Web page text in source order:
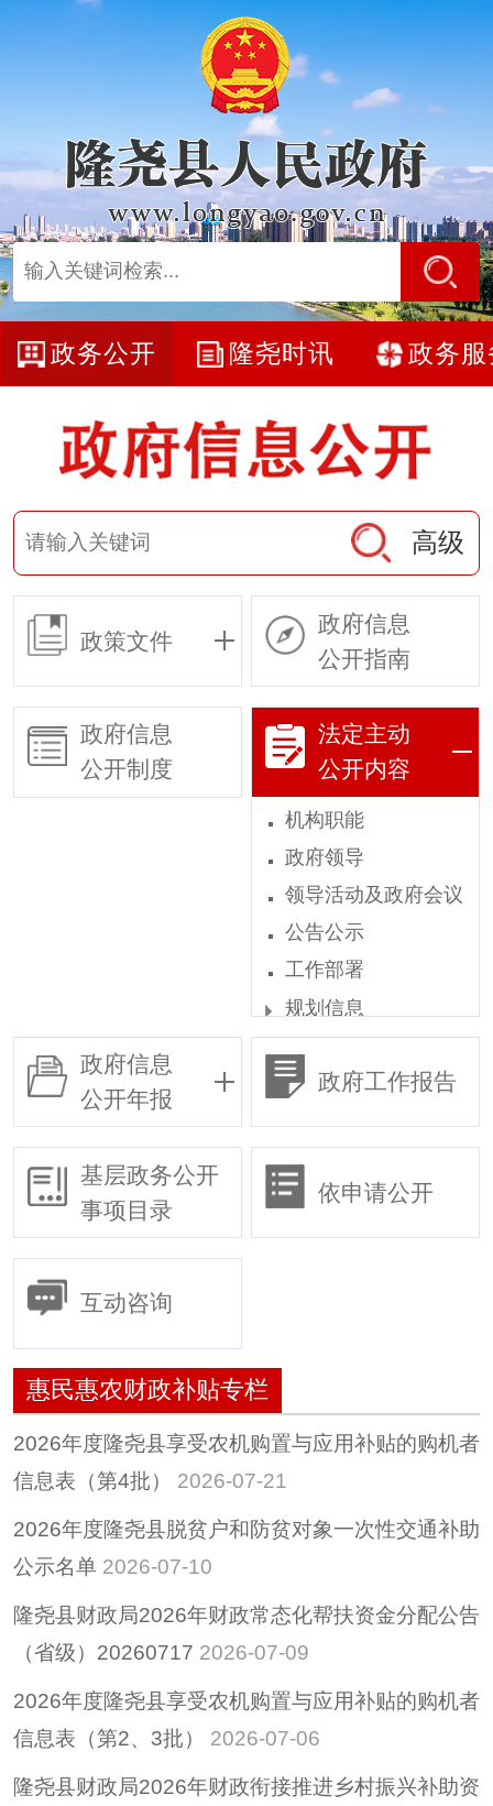
政务公开 隆尧时讯 政务服
高级
政策文件
政府信息
公开指南
政府信息
公开制度
法定主动
公开内容
机构职能
政府领导
领导活动及政府会议
公告公示
工作部署
规划信息
统计信息
权责清单
行政许可
行政复议
行政执法
惠民惠农财政补贴专
重大决策
其他
隆尧县稳定经济运行
助企纾困
养老服务
政府信息
公开年报
政府工作报告
基层政务公开
事项目录
依申请公开
互动咨询
惠民惠农财政补贴专栏
2026年度隆尧县享受农机购置与应用补贴的购机者
信息表（第4批）
2026-07-21
2026年度隆尧县脱贫户和防贫对象一次性交通补助
公示名单 2026-07-10
隆尧县财政局2026年财政常态化帮扶资金分配公告
（省级）20260717 2026-07-09
2026年度隆尧县享受农机购置与应用补贴的购机者
信息表（第2、3批）
2026-07-06
隆尧县财政局2026年财政衔接推进乡村振兴补助资